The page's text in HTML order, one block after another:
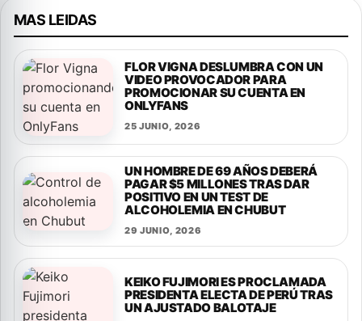
MAS LEIDAS
FLOR VIGNA DESLUMBRA CON UN
VIDEO PROVOCADOR PARA
PROMOCIONAR SU CUENTA EN
ONLYFANS
25 JUNIO, 2026
UN HOMBRE DE 69 AÑOS DEBERÁ
PAGAR $5 MILLONES TRAS DAR
POSITIVO EN UN TEST DE
ALCOHOLEMIA EN CHUBUT
29 JUNIO, 2026
KEIKO FUJIMORI ES PROCLAMADA
PRESIDENTA ELECTA DE PERÚ TRAS
UN AJUSTADO BALOTAJE